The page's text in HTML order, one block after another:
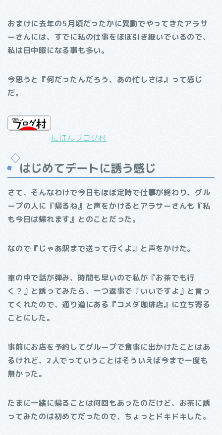
おまけに去年の5月頃だったかに異動でやってきたアラサ
ーさんには、すでに私の仕事をほぼ引き継いでいるので、
私は日中暇になる事も多い。
今思うと『何だったんだろう、あの忙しさは』って感じ
だ。
にほんブログ村
はじめてデートに誘う感じ
さて、そんなわけで今日もほぼ定時で仕事が終わり、グル
ープの人に『帰るね』と声をかけるとアラサーさんも『私
も今日は帰れます』とのことだった。
なので『じゃあ駅まで送って行くよ』と声をかけた。
車の中で話が弾み、時間も早いので私が『お茶でも行
く？』と誘ってみたら、一つ返事で『いいですよ』と言っ
てくれたので、通り道にある『コメダ珈琲店』に立ち寄る
ことにした。
事前にお店を予約してグループで食事に出かけたことはあ
るけれど、2人でっていうことはそういえば今まで一度も
無かった。
たまに一緒に帰ることは何回もあったのだけど、お茶に誘
ってみたのは初めてだったので、ちょっとドキドキした。